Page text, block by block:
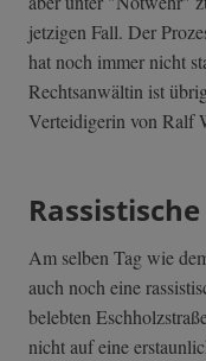
jetzigen Fall. Der
hat noch immer nicht
Rechtsanwältin ist
Verteidigerin von Ralf
Am selben Tag wie
auch noch eine
belebten
nicht auf eine